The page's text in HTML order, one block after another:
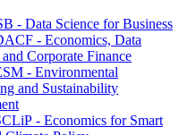
- Data Science for Business
- Economics, Data
Corporate Finance
- Environmental
and Sustainability
- Economics for Smart